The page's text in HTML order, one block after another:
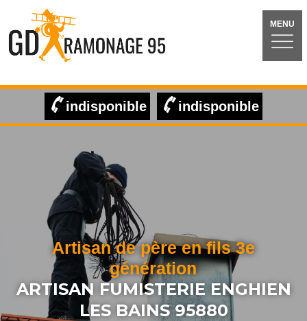
MENU
indisponible indisponible
Artisan de père en fils 3e
génération
ARTISAN FUMISTERIE ENGHIEN
LES BAINS 95880